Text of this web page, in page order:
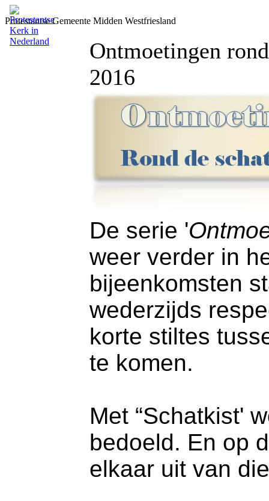
Protestantse Gemeente Midden Westfriesland
Ontmoetingen
2016
De serie '
weer verder in
bijeenkomsten
wederzijds
korte stiltes
te komen.
Met “Schatkist'
bedoeld. En op
elkaar uit van